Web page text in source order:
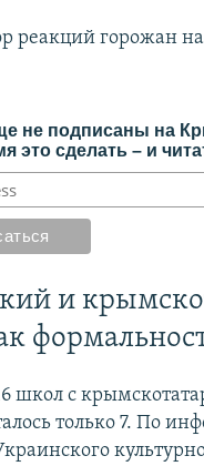
реакций горожан
не подписаны на
это сделать – и
и
школ с
только 7. По